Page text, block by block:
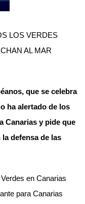
LOS VERDES
AL MAR
que se celebra
ha alertado de los
Canarias y pide que
defensa de las
en Canarias
para Canarias